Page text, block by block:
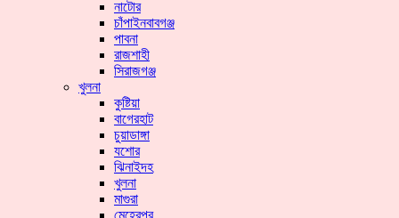
নাটোর
চাঁপাইনবাবগঞ্জ
পাবনা
রাজশাহী
সিরাজগঞ্জ
খুলনা
কুষ্টিয়া
বাগেরহাট
চুয়াডাঙ্গা
যশোর
ঝিনাইদহ
খুলনা
মাগুরা
মেহেরপুর